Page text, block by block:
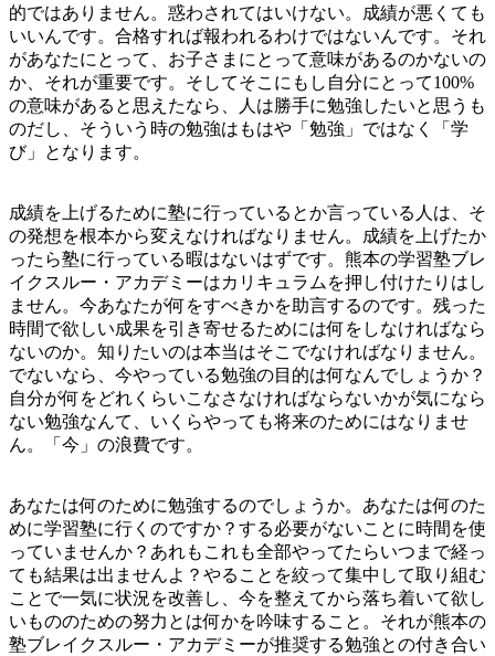
的ではありません。惑わされてはいけない。成績が悪くても
いいんです。合格すれば報われるわけではないんです。それ
があなたにとって、お子さまにとって意味があるのかないの
か、それが重要です。そしてそこにもし自分にとって100%
の意味があると思えたなら、人は勝手に勉強したいと思うも
のだし、そういう時の勉強はもはや「勉強」ではなく「学
び」となります。
成績を上げるために塾に行っているとか言っている人は、そ
の発想を根本から変えなければなりません。成績を上げたか
ったら塾に行っている暇はないはずです。熊本の学習塾ブレ
イクスルー・アカデミーはカリキュラムを押し付けたりはし
ません。今あなたが何をすべきかを助言するのです。残った
時間で欲しい成果を引き寄せるためには何をしなければなら
ないのか。知りたいのは本当はそこでなければなりません。
でないなら、今やっている勉強の目的は何なんでしょうか？
自分が何をどれくらいこなさなければならないかが気になら
ない勉強なんて、いくらやっても将来のためにはなりませ
ん。「今」の浪費です。
あなたは何のために勉強するのでしょうか。あなたは何のた
めに学習塾に行くのですか？する必要がないことに時間を使
っていませんか？あれもこれも全部やってたらいつまで経っ
ても結果は出ませんよ？やることを絞って集中して取り組む
ことで一気に状況を改善し、今を整えてから落ち着いて欲し
いもののための努力とは何かを吟味すること。それが熊本の
塾ブレイクスルー・アカデミーが推奨する勉強との付き合い